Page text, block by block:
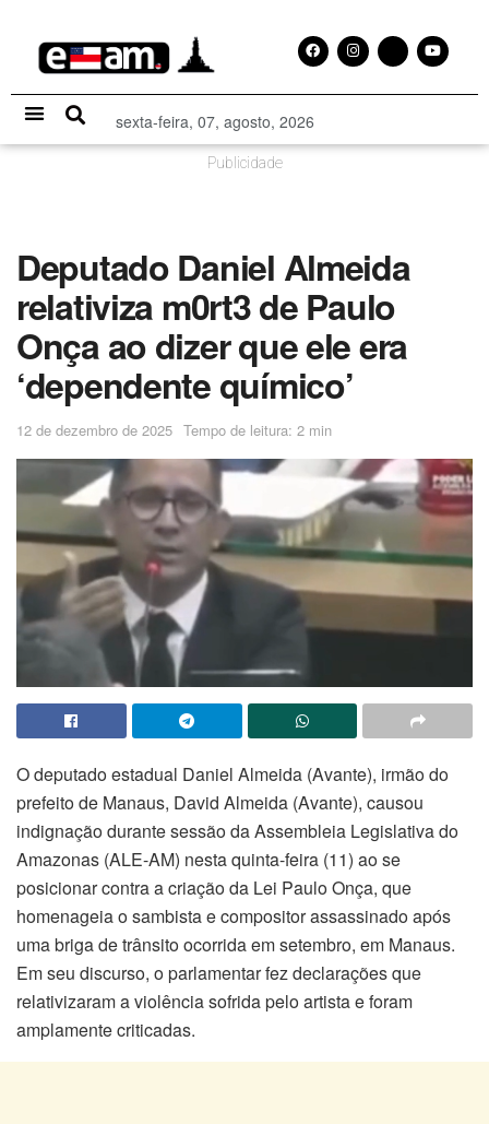
sexta-feira, 07, agosto, 2026
Publicidade
Deputado Daniel Almeida
relativiza m0rt3 de Paulo
Onça ao dizer que ele era
‘dependente químico’
12 de dezembro de 2025 Tempo de leitura: 2 min
O deputado estadual Daniel Almeida (Avante), irmão do
prefeito de Manaus, David Almeida (Avante), causou
indignação durante sessão da Assembleia Legislativa do
Amazonas (ALE-AM) nesta quinta-feira (11) ao se
posicionar contra a criação da Lei Paulo Onça, que
homenageia o sambista e compositor assassinado após
uma briga de trânsito ocorrida em setembro, em Manaus.
Em seu discurso, o parlamentar fez declarações que
relativizaram a violência sofrida pelo artista e foram
amplamente criticadas.